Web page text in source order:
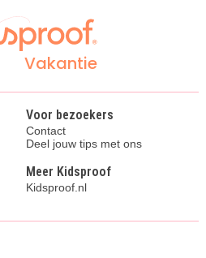
Vakantie
Voor bezoekers
Contact
Deel jouw tips met ons
Meer Kidsproof
Kidsproof.nl